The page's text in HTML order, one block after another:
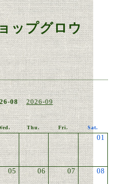
ップグロウ
08 2026-09
Thu. Fri. Sat.
01
05 06 07 08